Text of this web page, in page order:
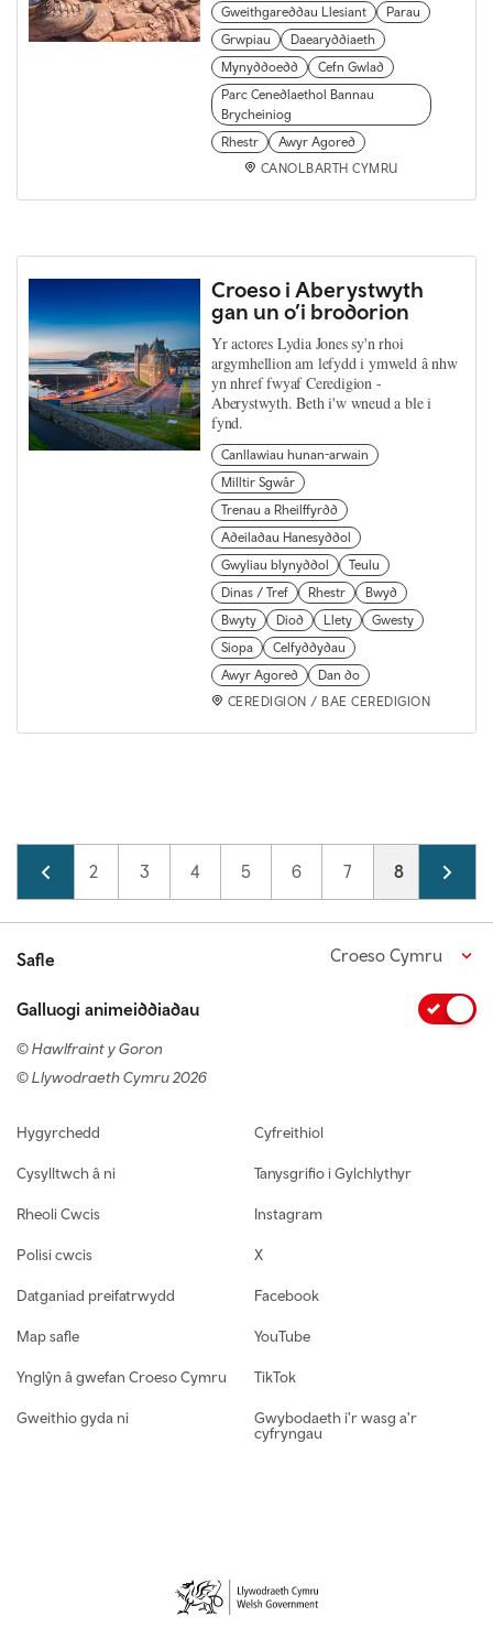
Gweithgareddau Llesiant
Parau
Grwpiau
Daearyddiaeth
Mynyddoedd
Cefn Gwlad
Parc Cenedlaethol Bannau
Brycheiniog
Rhestr
Awyr Agored
CANOLBARTH CYMRU
Croeso i Aberystwyth
gan un o’i brodorion
Yr actores Lydia Jones sy'n rhoi
argymhellion am lefydd i ymweld â nhw
yn nhref fwyaf Ceredigion -
Aberystwyth. Beth i'w wneud a ble i
fynd.
Canllawiau hunan-arwain
Milltir Sgwâr
Trenau a Rheilffyrdd
Adeiladau Hanesyddol
Gwyliau blynyddol
Teulu
Dinas / Tref
Rhestr
Bwyd
Bwyty
Diod Llety
Gwesty
Siopa
Celfyddydau
Awyr Agored
Dan do
CEREDIGION / BAE CEREDIGION
Pagination
Page
1 Page
2 Page
3 Page
4 Page
5 Page
6 Page
7 Current
8 Page
9
Safle Croeso Cymru
Galluogi animeiddiadau
© Hawlfraint y Goron
© Llywodraeth Cymru 2026
Footer navigation
Hygyrchedd
Cysylltwch â ni
Rheoli Cwcis
Polisi cwcis
Datganiad preifatrwydd
Map safle
Ynglŷn â gwefan Croeso Cymru
Gweithio gyda ni
Cyfreithiol
Tanysgrifio i Gylchlythyr
Instagram
X
Facebook
YouTube
TikTok
Gwybodaeth i'r wasg a'r
cyfryngau